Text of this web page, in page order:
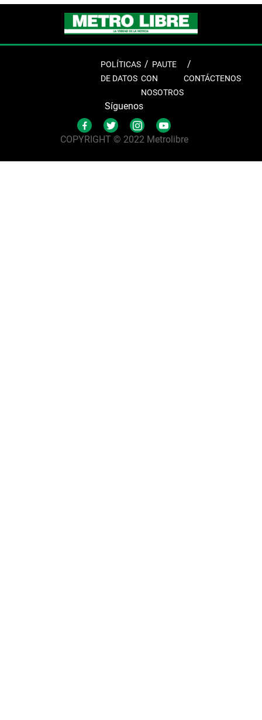
POLÍTICAS
DE DATOS
PAUTE
CON
NOSOTROS
CONTÁCTENOS
Síguenos
COPYRIGHT © 2022 Metrolibre